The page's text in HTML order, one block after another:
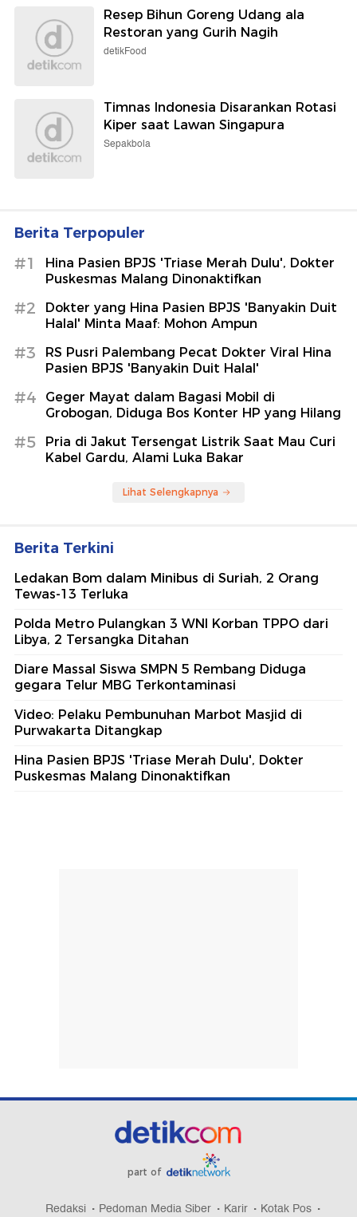
Resep Bihun Goreng Udang ala
Restoran yang Gurih Nagih
detikFood
Timnas Indonesia Disarankan Rotasi
Kiper saat Lawan Singapura
Sepakbola
Berita Terpopuler
#1
Hina Pasien BPJS 'Triase Merah Dulu', Dokter
Puskesmas Malang Dinonaktifkan
#2
Dokter yang Hina Pasien BPJS 'Banyakin Duit
Halal' Minta Maaf: Mohon Ampun
#3
RS Pusri Palembang Pecat Dokter Viral Hina
Pasien BPJS 'Banyakin Duit Halal'
#4
Geger Mayat dalam Bagasi Mobil di
Grobogan, Diduga Bos Konter HP yang Hilang
#5
Pria di Jakut Tersengat Listrik Saat Mau Curi
Kabel Gardu, Alami Luka Bakar
Lihat Selengkapnya
Berita Terkini
Ledakan Bom dalam Minibus di Suriah, 2 Orang
Tewas-13 Terluka
Polda Metro Pulangkan 3 WNI Korban TPPO dari
Libya, 2 Tersangka Ditahan
Diare Massal Siswa SMPN 5 Rembang Diduga
gegara Telur MBG Terkontaminasi
Video: Pelaku Pembunuhan Marbot Masjid di
Purwakarta Ditangkap
Hina Pasien BPJS 'Triase Merah Dulu', Dokter
Puskesmas Malang Dinonaktifkan
part of
Redaksi Pedoman Media Siber Karir Kotak Pos